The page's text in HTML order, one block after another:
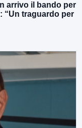
arrivo il bando per
“Un traguardo per